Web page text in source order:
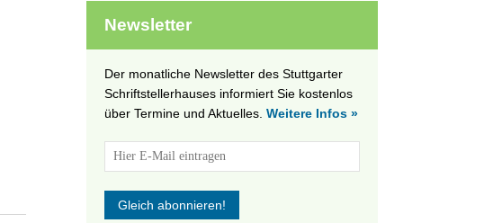
Newsletter
Der monatliche Newsletter des Stuttgarter
Schriftstellerhauses informiert Sie kostenlos
über Termine und Aktuelles. Weitere Infos »